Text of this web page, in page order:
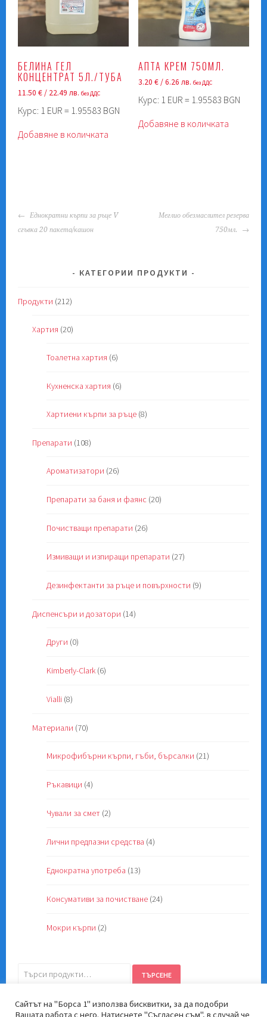
БЕЛИНА ГЕЛ
КОНЦЕНТРАТ 5Л./ТУБА
11.50€/ 22.49 лв.без ДДС
Курс: 1 EUR = 1.95583 BGN
Добавяне в количката
АПТА КРЕМ 750МЛ.
3.20 €/ 6.26 лв. без ДДС
Курс: 1 EUR = 1.95583 BGN
Добавяне в количката
POST
NAVIGATION
Еднократни кърпи за ръце V
сгъвка 20 пакета/кашон
Меглио обезмаслител резерва
750мл.
КАТЕГОРИИ ПРОДУКТИ
Продукти (212)
Хартия (20)
Тоалетна хартия (6)
Кухненска хартия (6)
Хартиени кърпи за ръце (8)
Препарати (108)
Ароматизатори (26)
Препарати за баня и фаянс (20)
Почистващи препарати (26)
Измиващи и изпиращи препарати (27)
Дезинфектанти за ръце и повърхности (9)
Диспенсъри и дозатори (14)
Други (0)
Kimberly-Clark (6)
Vialli (8)
Материали (70)
Микрофибърни кърпи, гъби, бърсалки (21)
Ръкавици (4)
Чували за смет (2)
Лични предпазни средства (4)
Еднократна употреба (13)
Консумативи за почистване (24)
Мокри кърпи (2)
Търсене
за:
ТЪРСЕНЕ
Сайтът на "Борса 1" използва бисквитки, за да подобри
Вашата работа с него. Натиснете "Съгласен съм", в случай че